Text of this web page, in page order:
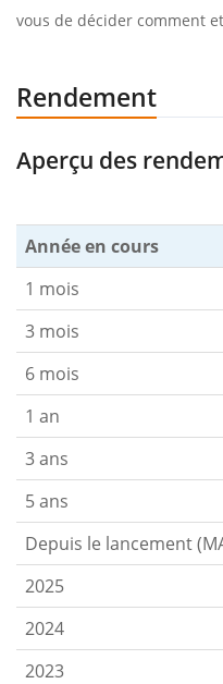
vous de décider comment
Rendement
Aperçu des
Année en cours
1 mois
3 mois
6 mois
1 an
3 ans
5 ans
Depuis le lancement
2025
2024
2023